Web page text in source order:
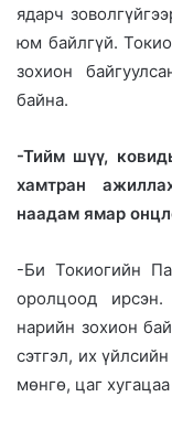
ядарч
юм байлгүй.
зохион
байна.
-Тийм шүү,
хамтран
наадам ямар
-Би Токиогийн
оролцоод
нарийн зохион
сэтгэл, их
мөнгө, цаг